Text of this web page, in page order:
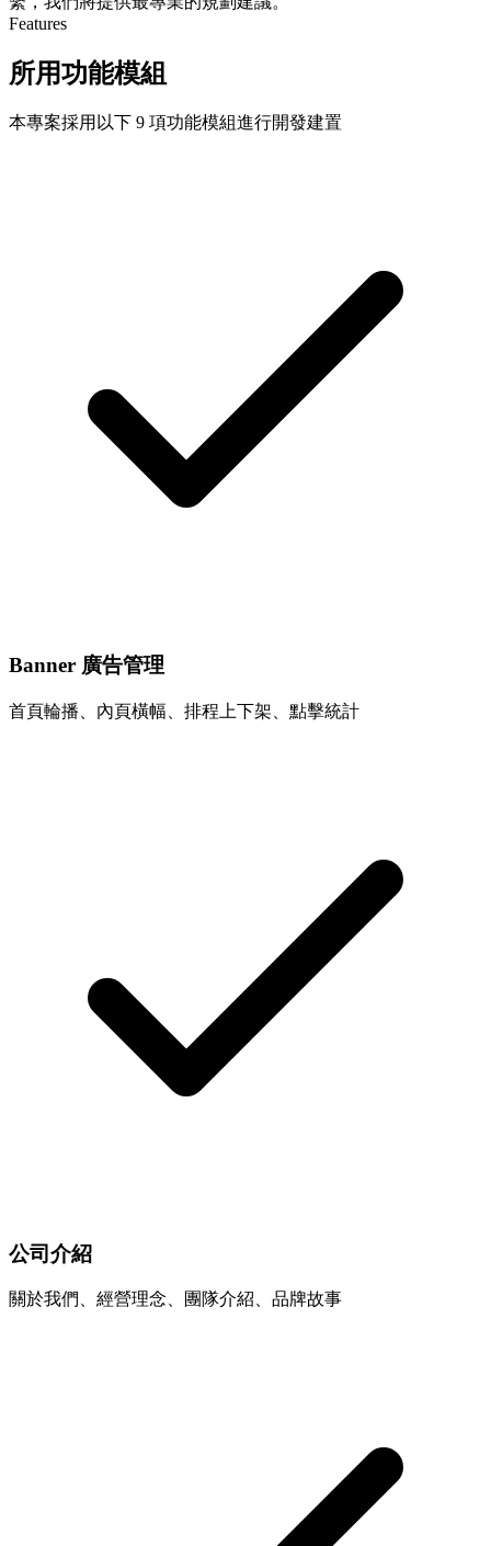
Features
所用功能模組
本專案採用以下 9 項功能模組進行開發建置
Banner 廣告管理
首頁輪播、內頁橫幅、排程上下架、點擊統計
公司介紹
關於我們、經營理念、團隊介紹、品牌故事